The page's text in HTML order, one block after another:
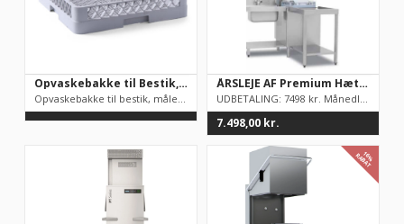
Opvaskebakke til Bestik, industriopvasker ÅRSLEJE AF Premium Hætteopvasker. Udbetaling 7498 kr. / mdr. leje 698 kr.
7.498,00 kr.
16%
RABAT